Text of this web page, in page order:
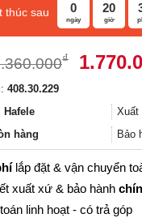
thúc sau 0
ngày
20
giờ
₫
Giá
408.30.229
Hafele Xuất
hàng Bảo
lắp đặt & vận chuyển
xuất xứ & bảo hành
linh hoạt - có trả góp